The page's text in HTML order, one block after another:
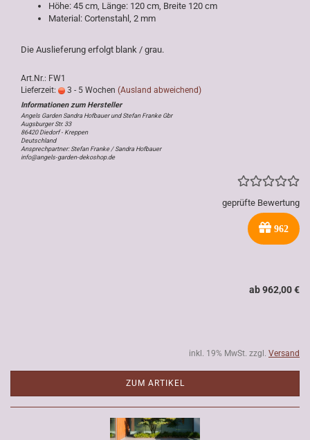
Höhe: 45 cm, Länge: 120 cm, Breite 120 cm
Material: Cortenstahl, 2 mm
Die Auslieferung erfolgt blank / grau.
Art.Nr.: FW1
Lieferzeit:
3 - 5 Wochen (Ausland abweichend)
Angels Garden Sandra Hofbauer und Stefan Franke Gbr
Augsburger Str. 33
86420 Diedorf - Kreppen
Deutschland
Ansprechpartner: Stefan Franke / Sandra Hofbauer
info@angels-garden-dekoshop.de
geprüfte Bewertung
962
ab 962,00 €
inkl. 19% MwSt. zzgl. Versand
ZUM ARTIKEL